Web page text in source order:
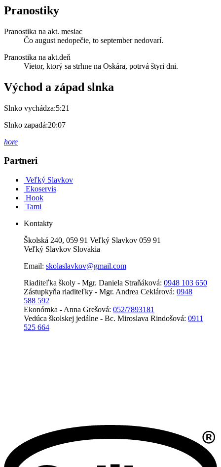
Pranostiky
Pranostika na akt. mesiac
Čo august nedopečie, to september nedovarí.
Pranostika na akt.deň
Vietor, ktorý sa strhne na Oskára, potrvá štyri dni.
Východ a západ slnka
Slnko vychádza:5:21
Slnko zapadá:20:07
hore
Partneri
Veľký Slavkov
Ekoservis
Hook
Tami
Kontakty
Školská 240, 059 91 Veľký Slavkov 059 91
Veľký Slavkov Slovakia
Email: skolaslavkov@gmail.com
Riaditeľka školy - Mgr. Daniela Straňáková: 0948 103 650
Zástupkyňa riaditeľky - Mgr. Andrea Ceklárová: 0948
588 592
Ekonómka - Anna Grešová: 052/7893181
Vedúca školskej jedálne - Bc. Miroslava Rindošová: 0911
525 664